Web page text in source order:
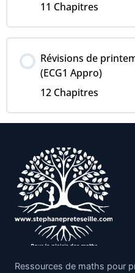
11 Chapitres
Révisions de
(ECG1 Appro)
12 Chapitres
Ressources de maths pour